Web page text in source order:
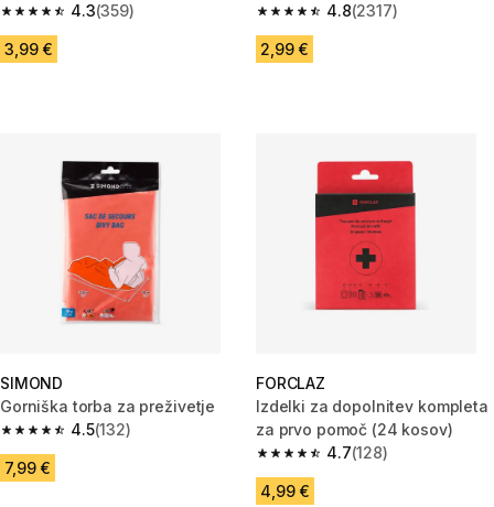
4.3
4.3 od 5 zvezdic from 359 ocene
(359)
3,99 €
4.8
4.8 od 5 zvezdic from 2317
(2317)
2,99 €
SIMOND
Gorniška torba za preživetje
4.5
4.5 od 5 zvezdic from 132 ocene
(132)
7,99 €
FORCLAZ
Izdelki za dopolnitev kompleta
za prvo pomoč (24 kosov)
4.7
4.7 od 5 zvezdic from 128
(128)
4,99 €